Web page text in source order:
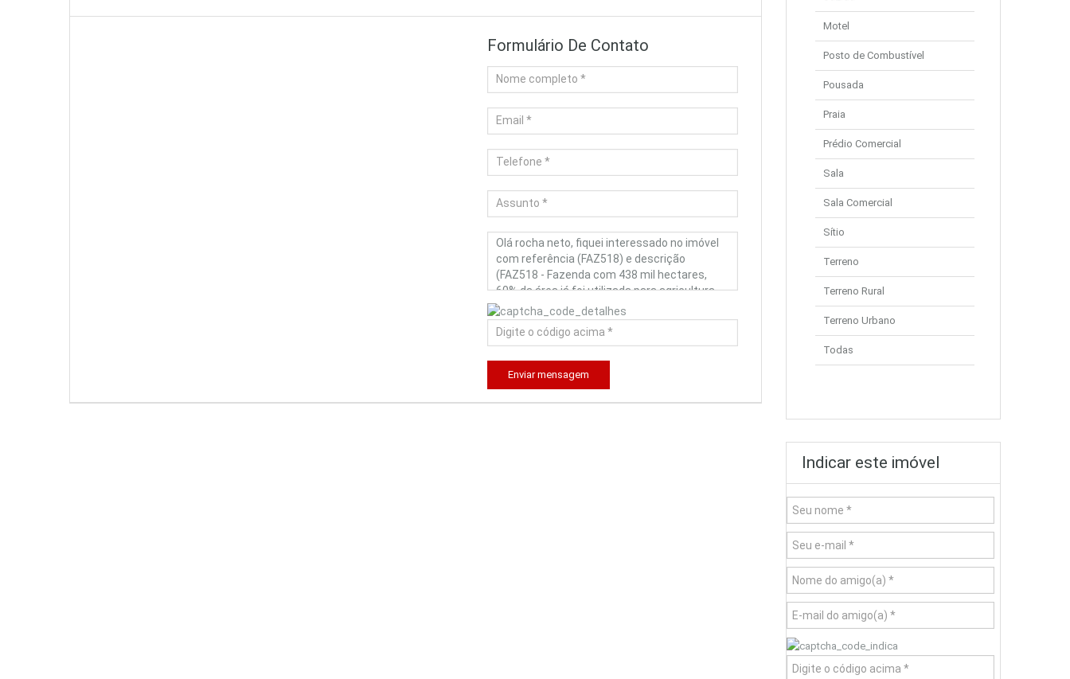
Formulário De Contato
Enviar mensagem
Motel
Posto de Combustível
Pousada
Praia
Prédio Comercial
Sala
Sala Comercial
Sítio
Terreno
Terreno Rural
Terreno Urbano
Todas
Indicar este imóvel